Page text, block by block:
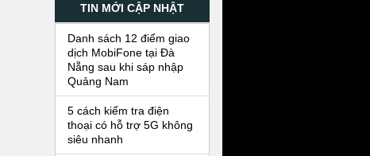
TIN MỚI CẬP NHẬT
Danh sách 12 điểm giao
dịch MobiFone tại Đà
Nẵng sau khi sáp nhập
Quảng Nam
5 cách kiểm tra điện
thoại có hỗ trợ 5G không
siêu nhanh